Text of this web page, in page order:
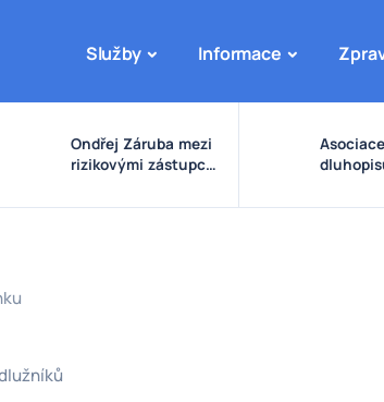
Služby Informace
Ondřej Záruba mezi
rizikovými zástupci:
kolem eDO, fondu
pravidel